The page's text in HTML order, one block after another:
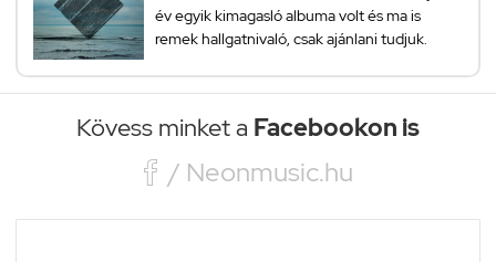
év egyik kimagasló albuma volt és ma is
remek hallgatnivaló, csak ajánlani tudjuk.
Kövess minket a Facebookon is
 / Neonmusic.hu